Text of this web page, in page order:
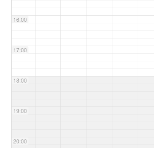
16:00
17:00
18:00
19:00
20:00